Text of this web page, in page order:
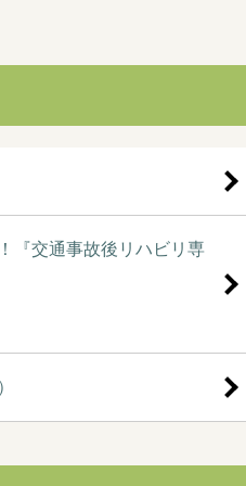
『交通事故後リハビリ専